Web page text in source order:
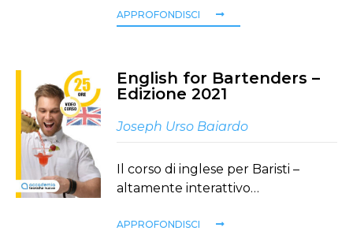
APPROFONDISCI
English for Bartenders –
Edizione 2021
Joseph Urso Baiardo
Il corso di inglese per Baristi –
altamente interattivo…
APPROFONDISCI